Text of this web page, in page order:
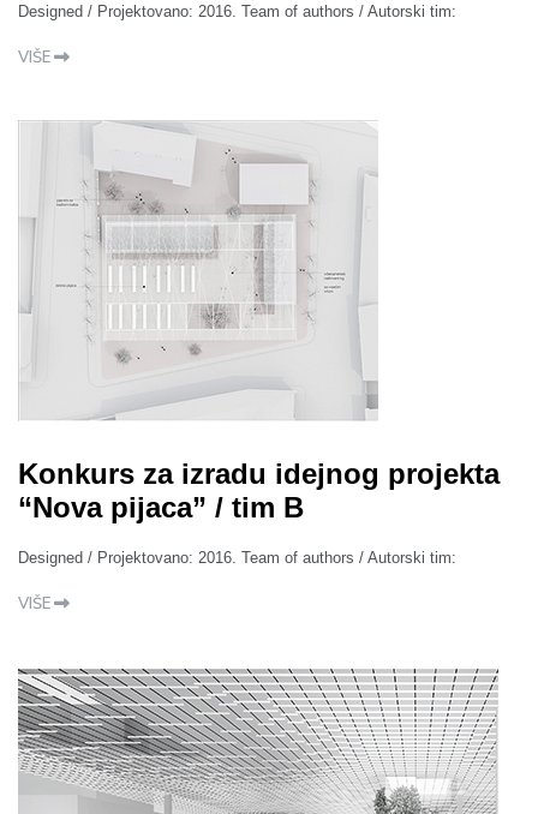
Designed / Projektovano: 2016. Team of authors / Autorski tim:
VIŠE
Konkurs za izradu idejnog projekta
“Nova pijaca” / tim B
Designed / Projektovano: 2016. Team of authors / Autorski tim:
VIŠE